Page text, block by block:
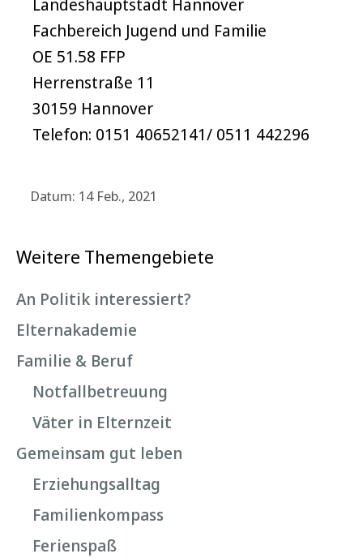
Landeshauptstadt Hannover
Fachbereich Jugend und Familie
OE 51.58 FFP
Herrenstraße 11
30159 Hannover
Telefon: 0151 40652141/ 0511 442296
Datum: 14 Feb., 2021
Weitere Themengebiete
An Politik interessiert?
Elternakademie
Familie & Beruf
Notfallbetreuung
Väter in Elternzeit
Gemeinsam gut leben
Erziehungsalltag
Familienkompass
Ferienspaß